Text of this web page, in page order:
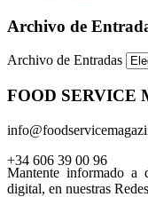
Archivo de
Archivo de Entradas
FOOD SERVICE
+34 606 39 00 96
Mantente informado a
digital, en nuestras